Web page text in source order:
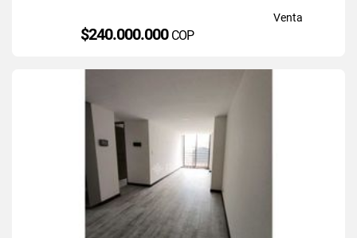
Venta
$240.000.000 COP